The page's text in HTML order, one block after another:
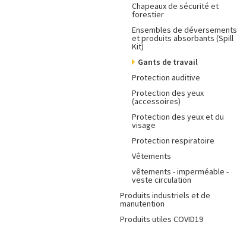
Chapeaux de sécurité et
forestier
Ensembles de déversements
et produits absorbants (Spill
Kit)
Gants de travail
Protection auditive
Protection des yeux
(accessoires)
Protection des yeux et du
visage
Protection respiratoire
Vêtements
vêtements - imperméable -
veste circulation
Produits industriels et de
manutention
Produits utiles COVID19